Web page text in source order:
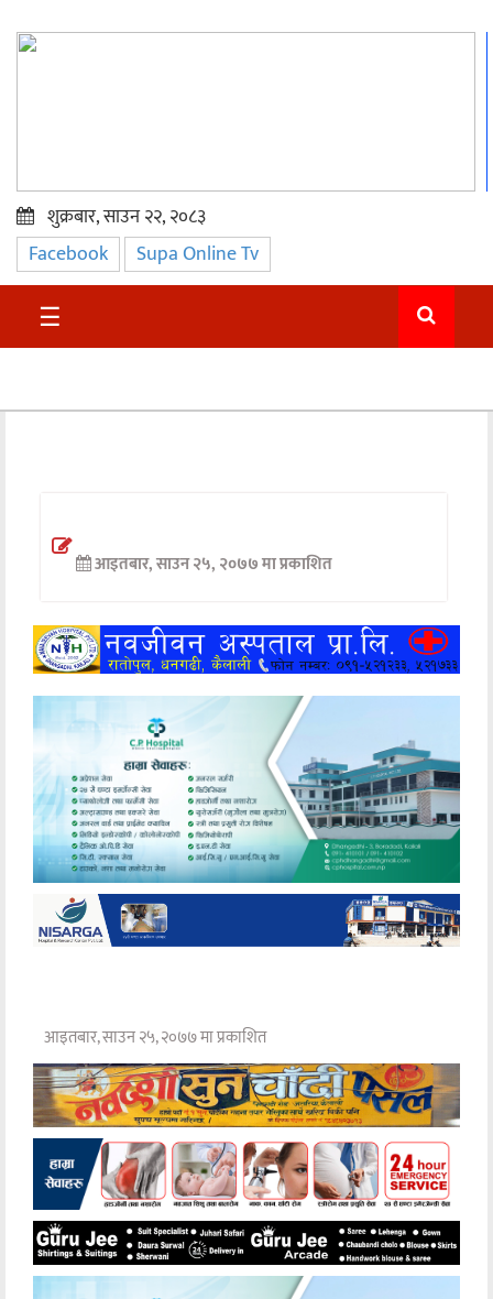
प्रमुख
समाचार
सुदुर
अन्तर्वार्ता
खेलकुद
मनोरञ्जन
अन्य
शुक्रबार, साउन २२, २०८३
Facebook Supa Online Tv
☰
आइतबार, साउन २५, २०७७ मा प्रकाशित
आइतबार, साउन २५, २०७७ मा प्रकाशित